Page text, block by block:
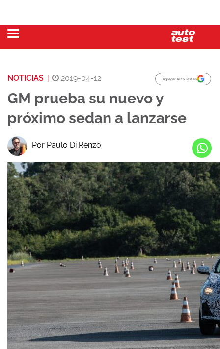
NOTICIAS | 2019-04-12 Agregar Auto Test en
GM prueba su nuevo y
próximo sedan a lanzarse
Por Paulo Di Renzo